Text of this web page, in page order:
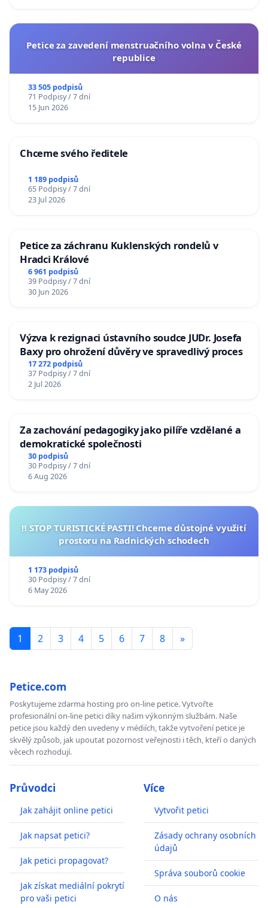
Petice za zavedení menstruačního volna v České
republice
33 505 podpisů
71 Podpisy / 7 dní
15 Jun 2026
Chceme svého ředitele
1 189 podpisů
65 Podpisy / 7 dní
23 Jul 2026
Petice za záchranu Kuklenských rondelů v
Hradci Králové
6 961 podpisů
39 Podpisy / 7 dní
30 Jun 2026
Výzva k rezignaci ústavního soudce JUDr. Josefa
Baxy pro ohrožení důvěry ve spravedlivý proces
17 272 podpisů
37 Podpisy / 7 dní
2 Jul 2026
Za zachování pedagogiky jako pilíře vzdělané a
demokratické společnosti
30 podpisů
30 Podpisy / 7 dní
6 Aug 2026
‼️ STOP TURISTICKÉ PASTI! Chceme důstojné využití
prostoru na Radnických schodech
1 173 podpisů
30 Podpisy / 7 dní
6 May 2026
1 2 3 4 5 6 7 8 »
Petice.com
Poskytujeme zdarma hosting pro on-line petice. Vytvořte
profesionální on-line petici díky našim výkonným službám. Naše
petice jsou každý den uvedeny v médiích, takže vytvoření petice je
skvělý způsob, jak upoutat pozornost veřejnosti i těch, kteří o daných
věcech rozhodují.
Průvodci
Jak zahájit online petici
Jak napsat petici?
Jak petici propagovat?
Jak získat mediální pokrytí
pro vaši petici
Více
Vytvořit petici
Zásady ochrany osobních
údajů
Správa souborů cookie
O nás